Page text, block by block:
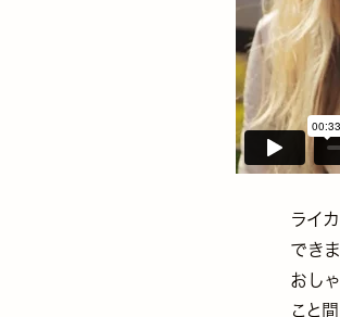
ライ
できま
おし
こと